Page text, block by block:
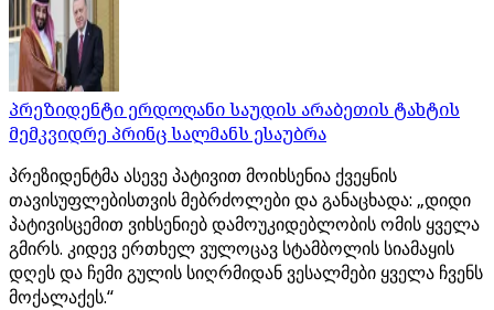
პრეზიდენტი ერდოღანი საუდის არაბეთის ტახტის
მემკვიდრე პრინც სალმანს ესაუბრა
პრეზიდენტმა ასევე პატივით მოიხსენია ქვეყნის
თავისუფლებისთვის მებრძოლები და განაცხადა: „დიდი
პატივისცემით ვიხსენიებ დამოუკიდებლობის ომის ყველა
გმირს. კიდევ ერთხელ ვულოცავ სტამბოლის სიამაყის
დღეს და ჩემი გულის სიღრმიდან ვესალმები ყველა ჩვენს
მოქალაქეს.“